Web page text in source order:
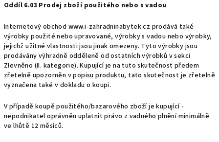
Oddíl 6.03 Prodej zboží použitého nebo s vadou
Internetový obchod www.i-zahradninabytek.cz prodává také
výrobky použité nebo upravované, výrobky s vadou nebo výrobky,
jejichž užitné vlastnosti jsou jinak omezeny. Tyto výrobky jsou
prodávány výhradně odděleně od ostatních výrobků v sekci
Zlevněno (II. kategorie). Kupující je na tuto skutečnost předem
zřetelně upozorněn v popisu produktu, tato skutečnost je zřetelně
vyznačena také v dokladu o koupi.
V případě koupě použitého/bazarového zboží je kupující -
nepodnikatel oprávněn uplatnit právo z vadného plnění minimálně
ve lhůtě 12 měsíců.